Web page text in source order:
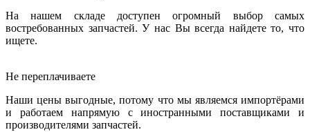
На нашем складе доступен огромный выбор самых
востребованных запчастей. У нас Вы всегда найдете то, что
ищете.
Не переплачиваете
Наши цены выгодные, потому что мы являемся импортёрами
и работаем напрямую с иностранными поставщиками и
производителями запчастей.